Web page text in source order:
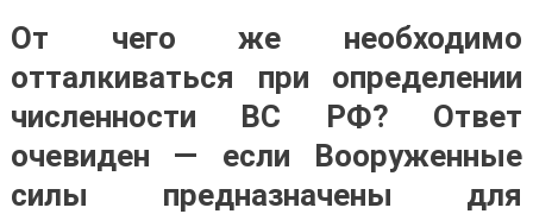
От чего же необходимо
отталкиваться при определении
численности ВС РФ? Ответ
очевиден — если Вооруженные
силы предназначены для